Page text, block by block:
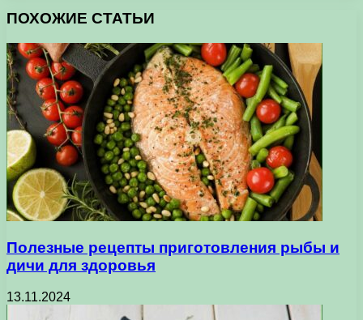
ПОХОЖИЕ СТАТЬИ
Полезные рецепты приготовления рыбы и
дичи для здоровья
13.11.2024